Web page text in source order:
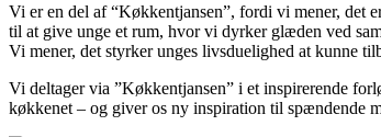
Vi er en del af “Køkkentjansen”, fordi vi mener, det
til at give unge et rum, hvor vi dyrker glæden ved
Vi mener, det styrker unges livsduelighed at kunne
Vi deltager via ”Køkkentjansen” i et inspirerende
køkkenet – og giver os ny inspiration til spændende